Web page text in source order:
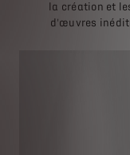
la création et
d'œuvres